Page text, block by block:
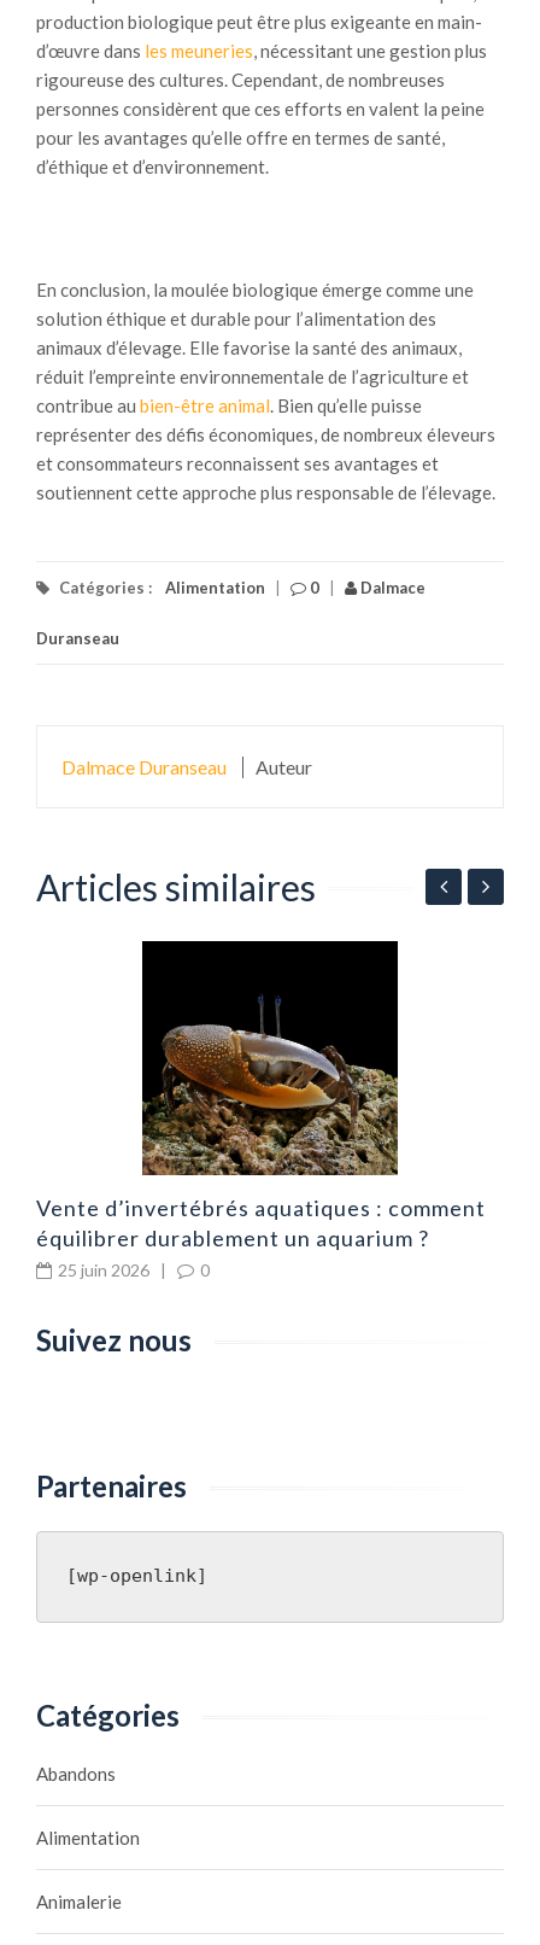
production biologique peut être plus exigeante en main-
d’œuvre dans les meuneries, nécessitant une gestion plus
rigoureuse des cultures. Cependant, de nombreuses
personnes considèrent que ces efforts en valent la peine
pour les avantages qu’elle offre en termes de santé,
d’éthique et d’environnement.
En conclusion, la moulée biologique émerge comme une
solution éthique et durable pour l’alimentation des
animaux d’élevage. Elle favorise la santé des animaux,
réduit l’empreinte environnementale de l’agriculture et
contribue au bien-être animal. Bien qu’elle puisse
représenter des défis économiques, de nombreux éleveurs
et consommateurs reconnaissent ses avantages et
soutiennent cette approche plus responsable de l’élevage.
Catégories : Alimentation 0 Dalmace
Duranseau
Dalmace Duranseau Auteur
Articles similaires
Vente d’invertébrés aquatiques : comment
équilibrer durablement un aquarium ?
25 juin 2026 | 0
Suivez nous
Partenaires
[wp-openlink]
Catégories
Abandons
Alimentation
Animalerie